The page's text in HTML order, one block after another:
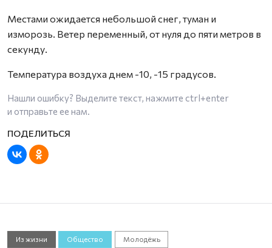
Местами ожидается небольшой снег, туман и
изморозь. Ветер переменный, от нуля до пяти метров в
секунду.
Температура воздуха днем -10, -15 градусов.
Нашли ошибку? Выделите текст, нажмите ctrl+enter
и отправьте ее нам.
Из жизни Общество Молодёжь